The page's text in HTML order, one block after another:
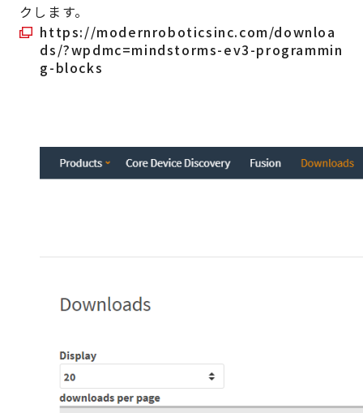
クします。
https://modernroboticsinc.com/downloa
ds/?wpdmc=mindstorms-ev3-programmin
g-blocks